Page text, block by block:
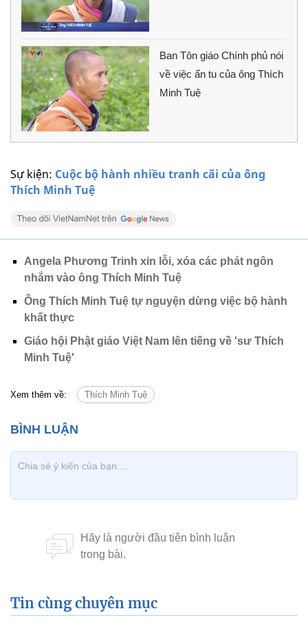
Sự kiện: Cuộc bộ hành nhiều tranh cãi của ông
Thích Minh Tuệ
Ban Tôn giáo Chính phủ nói
về việc ẩn tu của ông Thích
Minh Tuệ
Angela Phương Trinh xin lỗi, xóa các phát ngôn
nhắm vào ông Thích Minh Tuệ
Ông Thích Minh Tuệ tự nguyện dừng việc bộ hành
khất thực
Giáo hội Phật giáo Việt Nam lên tiếng về 'sư Thích
Minh Tuệ'
Xem thêm về: Thích Minh Tuệ
Tin cùng chuyên mục